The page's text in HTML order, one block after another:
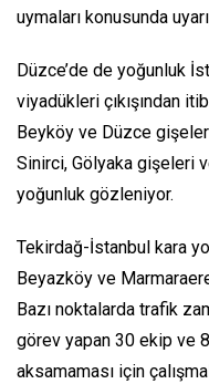
uymaları konusunda
Düzce’de de yoğunluk
viyadükleri çıkışından
Beyköy ve Düzce
Sinirci, Gölyaka gişeleri
yoğunluk gözleniyor.
Tekirdağ-İstanbul kara
Beyazköy ve
Bazı noktalarda trafik
görev yapan 30 ekip ve
aksamaması için